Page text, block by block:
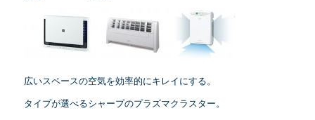
広いスペースの空気を効率的にキレイにする。
タイプが選べるシャープのプラズマクラスター。